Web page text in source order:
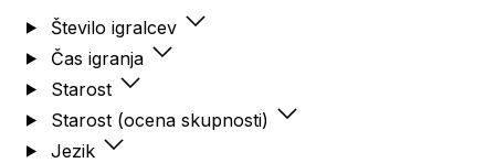
Število igralcev
Čas igranja
Starost
Starost (ocena skupnosti)
Jezik